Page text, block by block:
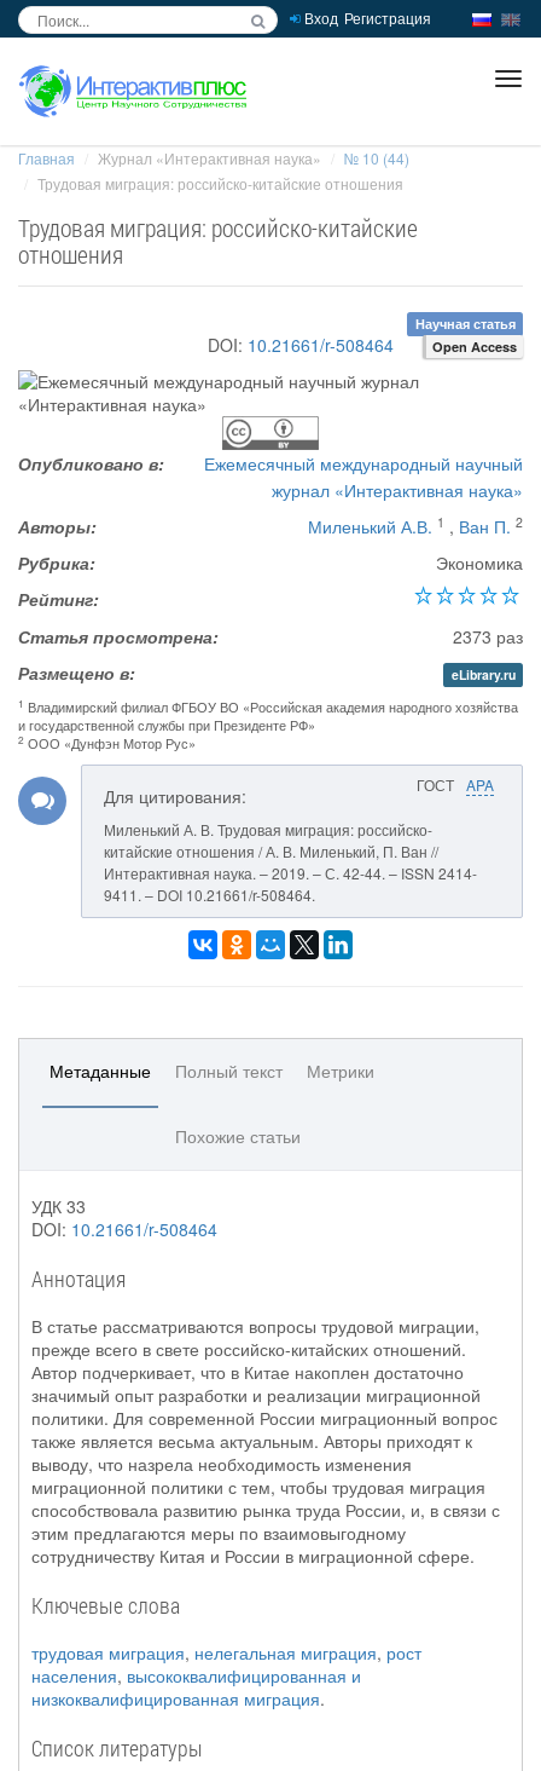
Вход Регистрация
Главная Журнал «Интерактивная наука»
№ 10 (44)
Трудовая миграция: российско-китайские отношения
Трудовая миграция: российско-китайские
отношения
Научная статья
DOI: 10.21661/r-508464 Open Access
Опубликовано в:
Ежемесячный международный научный
журнал «Интерактивная наука»
Авторы:
Миленький А.В. 1 , Ван П. 2
Рубрика:
Экономика
Рейтинг:
Статья просмотрена:
2373 раз
Размещено в:
eLibrary.ru
1 Владимирский филиал ФГБОУ ВО «Российская академия народного хозяйства
и государственной службы при Президенте РФ»
2 ООО «Дунфэн Мотор Рус»
ГОСТ APA
Для цитирования:
Миленький А. В. Трудовая миграция: российско-
китайские отношения / А. В. Миленький, П. Ван //
Интерактивная наука. – 2019. – С. 42-44. – ISSN 2414-
9411. – DOI 10.21661/r-508464.
Метаданные Полный текст Метрики
Похожие статьи
УДК 33
DOI: 10.21661/r-508464
Аннотация
В статье рассматриваются вопросы трудовой миграции,
прежде всего в свете российско-китайских отношений.
Автор подчеркивает, что в Китае накоплен достаточно
значимый опыт разработки и реализации миграционной
политики. Для современной России миграционный вопрос
также является весьма актуальным. Авторы приходят к
выводу, что назрела необходимость изменения
миграционной политики с тем, чтобы трудовая миграция
способствовала развитию рынка труда России, и, в связи с
этим предлагаются меры по взаимовыгодному
сотрудничеству Китая и России в миграционной сфере.
Ключевые слова
трудовая миграция, нелегальная миграция, рост
населения, высококвалифицированная и
низкоквалифицированная миграция.
Список литературы